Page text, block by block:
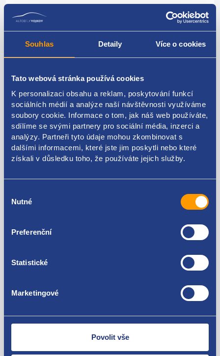
Souhlas Detaily Více o cookies
Tato webová stránka používá cookies
K personalizaci obsahu a reklam, poskytování funkcí
sociálních médií a analýze naší návštěvnosti využíváme
soubory cookie. Informace o tom, jak náš web používáte,
sdílíme se svými partnery pro sociální média, inzerci a
analýzy. Partneři tyto údaje mohou zkombinovat s
dalšími informacemi, které jste jim poskytli nebo které
získali v důsledku toho, že používáte jejich služby.
souhlasu
Nutné
Preferenční
Statistické
Marketingové
Povolit vše
HYUNDAI originál: 3534004700
Kódy produktu
3534004700
Použitelné pro vozy
Kia Picanto II 2011-2018 1.0 LPG
Zboží můžete vrátit do 60 dnů od
zakoupení. Nebo vám pošleme náhradu.